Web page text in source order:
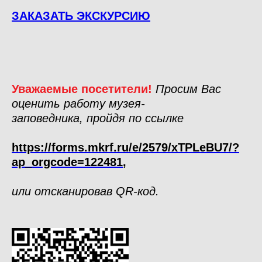
ЗАКАЗАТЬ ЭКСКУРСИЮ
Уважаемые посетители! Просим Вас
оценить работу музея-
заповедника, пройдя по ссылке
https://forms.mkrf.ru/e/2579/xTPLeBU7/?
ap_orgcode=122481,
или отсканировав QR-код.